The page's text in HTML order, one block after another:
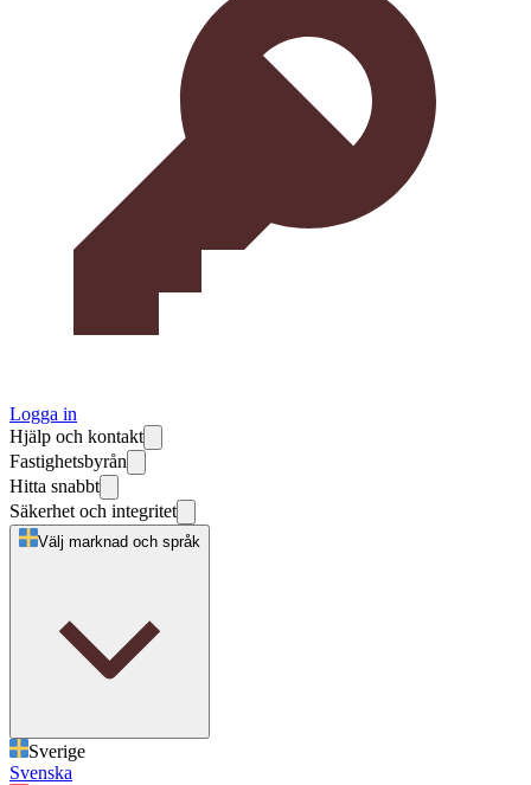
Logga in
Hjälp och kontakt
Fastighetsbyrån
Hitta snabbt
Säkerhet och integritet
Välj marknad och språk
Sverige
Svenska